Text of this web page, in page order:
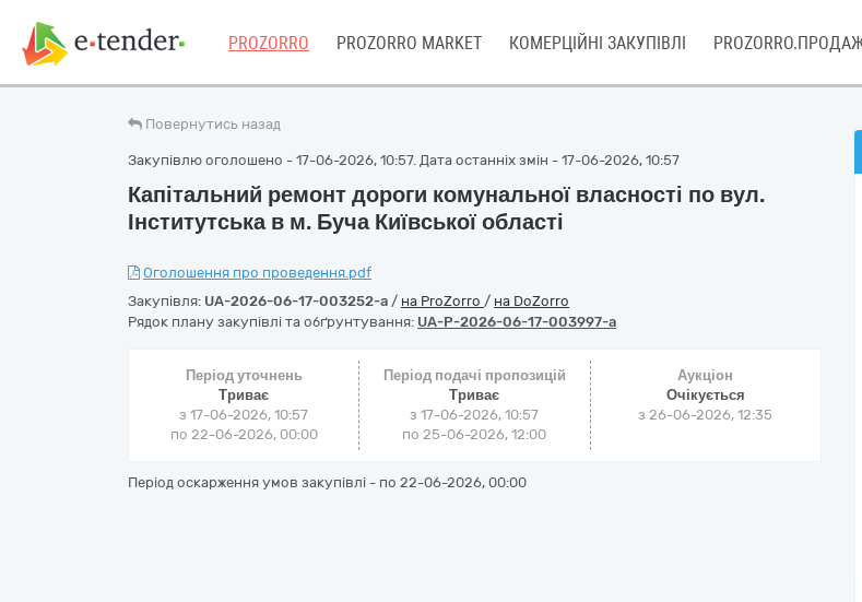
PROZORRO PROZORRO MARKET КОМЕРЦІЙНІ ЗАКУПІВЛІ
Повернутись назад
Закупівлю оголошено - 17-06-2026, 10:57. Дата останніх змін - 17-06-2026, 10:57
Капітальний ремонт дороги комунальної власності по вул.
Інститутська в м. Буча Київської області
Оголошення про проведення.pdf
Закупівля: UA-2026-06-17-003252-a / на ProZorro / на DoZorro
Рядок плану закупівлі та обґрунтування: UA-P-2026-06-17-003997-a
Період уточнень
Триває
з 17-06-2026, 10:57
по 22-06-2026, 00:00
Період подачі пропозицій
Триває
з 17-06-2026, 10:57
по 25-06-2026, 12:00
Аукціон
Очікується
з26-06-2026, 12:35
Період оскарження умов закупівлі - по 22-06-2026, 00:00